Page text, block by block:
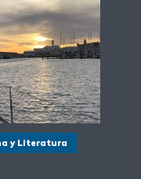
y Literatura